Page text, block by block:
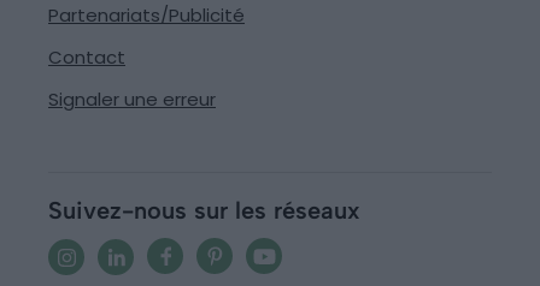
Partenariats/Publicité
Contact
Signaler une erreur
Suivez-nous sur les réseaux